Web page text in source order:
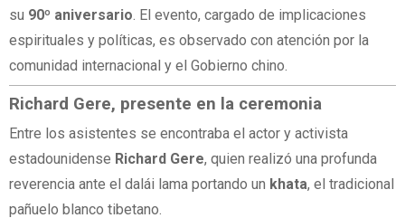
su 90º aniversario. El evento, cargado de implicaciones
espirituales y políticas, es observado con atención por la
comunidad internacional y el Gobierno chino.
Richard Gere, presente en la ceremonia
Entre los asistentes se encontraba el actor y activista
estadounidense Richard Gere, quien realizó una profunda
reverencia ante el dalái lama portando un khata, el tradicional
pañuelo blanco tibetano.